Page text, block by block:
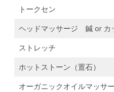
トークセン
ヘッドマッサージ 鍼 or
ストレッチ
ホットストーン（置石）
オーガニックオイルマッサ